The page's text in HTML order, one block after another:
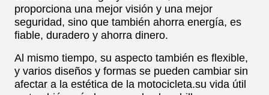
proporciona una mejor visión y una mejor
seguridad, sino que también ahorra energía, es
fiable, duradero y ahorra dinero.
Al mismo tiempo, su aspecto también es flexible,
y varios diseños y formas se pueden cambiar sin
afectar a la estética de la motocicleta.su vida útil